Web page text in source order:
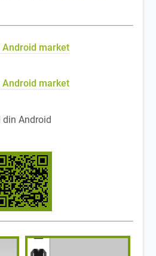
market
market
din Android